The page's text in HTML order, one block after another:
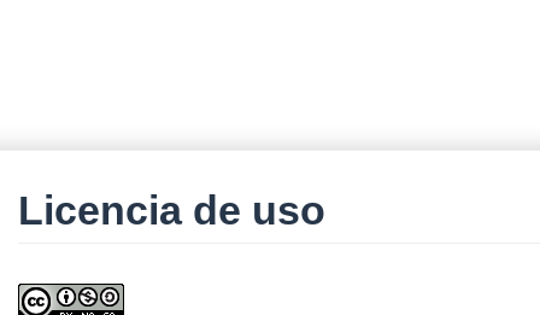
Licencia de uso